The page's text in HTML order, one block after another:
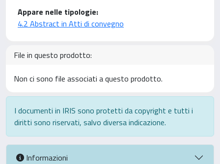
Appare nelle tipologie:
4.2 Abstract in Atti di convegno
File in questo prodotto:
Non ci sono file associati a questo prodotto.
I documenti in IRIS sono protetti da copyright e tutti i
diritti sono riservati, salvo diversa indicazione.
Informazioni